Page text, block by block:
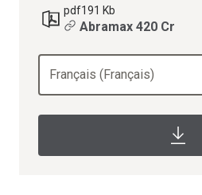
pdf191 Kb
Abramax 420 Cr
Français (Français)